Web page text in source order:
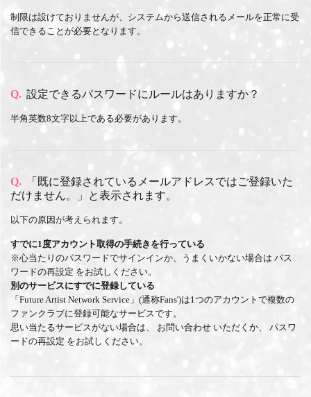
制限は設けておりませんが、システムから送信されるメールを正常に受
信できることが必要となります。
Q. 設定できるパスワードにルールはありますか？
半角英数8文字以上である必要があります。
Q.
「既に登録されているメールアドレスではご登録いた
だけません。」と表示されます。
以下の原因が考えられます。
すでに1度アカウント取得の手続きを行っている
※心当たりのパスワードでサインインか、うまくいかない場合は パス
ワードの再設定 をお試しください。
別のサービスにすでに登録している
「Future Artist Network Service」(通称Fans')は1つのアカウントで複数の
ファンクラブに登録可能なサービスです。
思い当たるサービスがない場合は、 お問い合わせ いただくか、
パスワ
ードの再設定 をお試しください。